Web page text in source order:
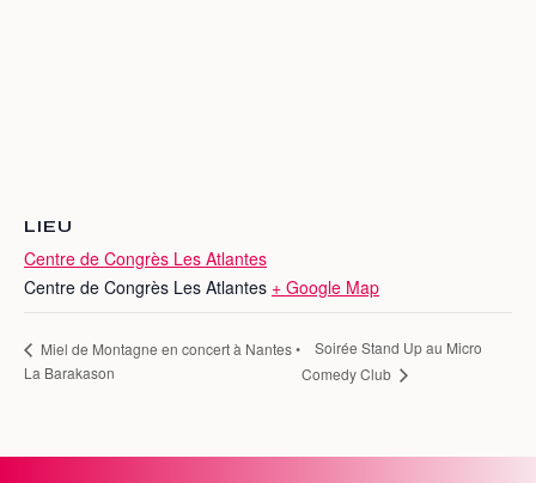
LIEU
Centre de Congrès Les Atlantes
Centre de Congrès Les Atlantes + Google Map
Miel de Montagne en concert à Nantes •
La Barakason
Soirée Stand Up au Micro
Comedy Club